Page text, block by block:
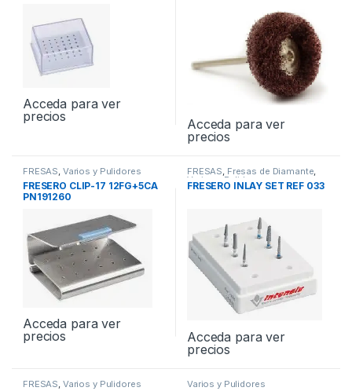
Acceda para ver
precios
Acceda para ver
precios
FRESAS, Varios y Pulidores
FRESERO CLIP-17 12FG+5CA
PN191260
Acceda para ver
precios
FRESAS, Fresas de Diamante,
Varios y Pulidores
FRESERO INLAY SET REF 033
Acceda para ver
precios
FRESAS, Varios y Pulidores Varios y Pulidores